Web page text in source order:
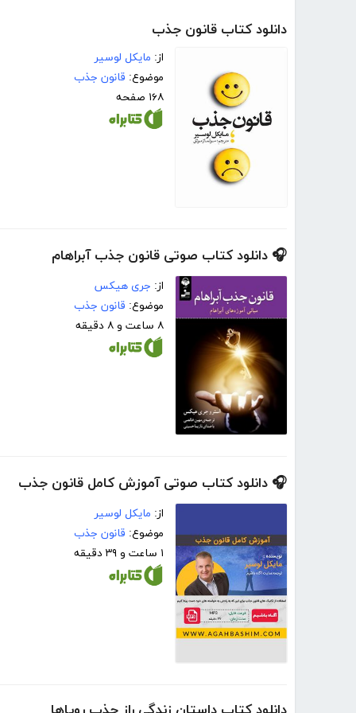
دانلود کتاب قانون جذب
از: مایکل لوسیر
موضوع: قانون جذب
۱۶۸ صفحه
🎧 دانلود کتاب صوتی قانون جذب آبراهام
از: جری هیکس
موضوع: قانون جذب
۸ ساعت و ۸ دقیقه
🎧 دانلود کتاب صوتی آموزش کامل قانون جذب
از: مایکل لوسیر
موضوع: قانون جذب
۱ ساعت و ۳۹ دقیقه